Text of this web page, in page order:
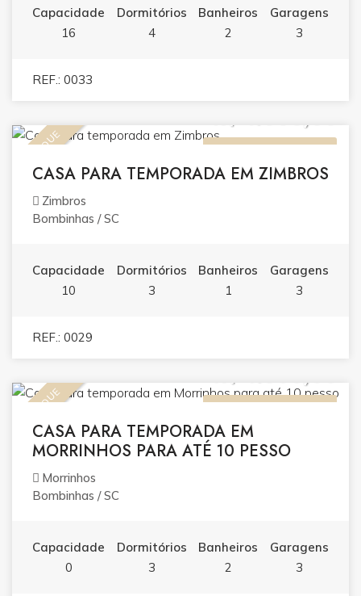
Capacidade
16
Dormitórios
4
Banheiros
2
Garagens
3
REF.: 0033
ALUGUEL (TEMPORADA)
DESTAQUE
CASA PARA TEMPORADA EM ZIMBROS
Zimbros
Bombinhas / SC
Capacidade
10
Dormitórios
3
Banheiros
1
Garagens
3
REF.: 0029
ALUGUEL (TEMPORADA)
DESTAQUE
CASA PARA TEMPORADA EM
MORRINHOS PARA ATÉ 10 PESSO
Morrinhos
Bombinhas / SC
Capacidade
0
Dormitórios
3
Banheiros
2
Garagens
3